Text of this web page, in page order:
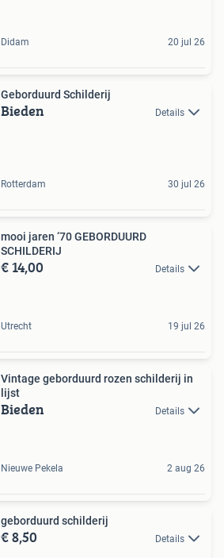
Didam 20 jul 26
Geborduurd Schilderij
Bieden Details
Rotterdam 30 jul 26
mooi jaren ‘70 GEBORDUURD
SCHILDERIJ
€ 14,00 Details
Utrecht 19 jul 26
Vintage geborduurd rozen schilderij in
lijst
Bieden Details
Nieuwe Pekela 2 aug 26
geborduurd schilderij
€ 8,50 Details